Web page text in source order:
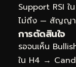
Support RSI
ไม่ถึง — สัญญา
การตัดสินใจ
รอจนเห็น
ใน H4 →